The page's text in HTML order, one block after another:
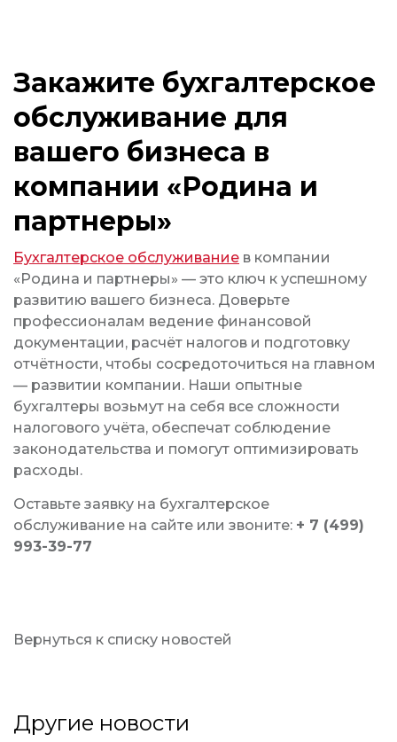
Закажите бухгалтерское
обслуживание для
вашего бизнеса в
компании «Родина и
партнеры»
Бухгалтерское обслуживание в компании
«Родина и партнеры» — это ключ к успешному
развитию вашего бизнеса. Доверьте
профессионалам ведение финансовой
документации, расчёт налогов и подготовку
отчётности, чтобы сосредоточиться на главном
— развитии компании. Наши опытные
бухгалтеры возьмут на себя все сложности
налогового учёта, обеспечат соблюдение
законодательства и помогут оптимизировать
расходы.
Оставьте заявку на бухгалтерское
обслуживание на сайте или звоните: + 7 (499)
993-39-77
Вернуться к списку новостей
Другие новости